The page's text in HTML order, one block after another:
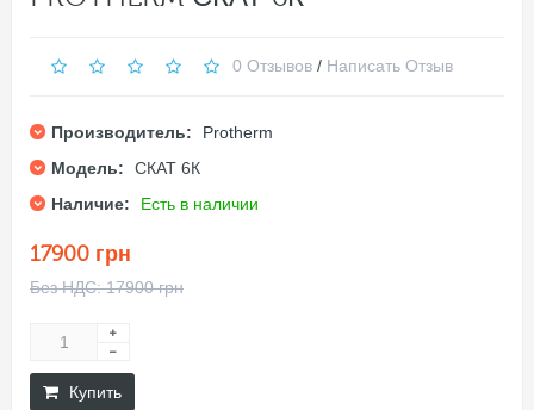
0 Отзывов / Написать Отзыв
Производитель:
Protherm
Модель:
СКАТ 6К
Наличие:
Есть в наличии
17900 грн
Без НДС: 17900 грн
Купить